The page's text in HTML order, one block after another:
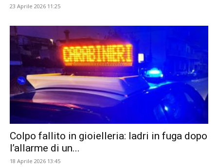
23 Aprile 2026 11:25
Colpo fallito in gioielleria: ladri in fuga dopo
l’allarme di un...
18 Aprile 2026 13:45